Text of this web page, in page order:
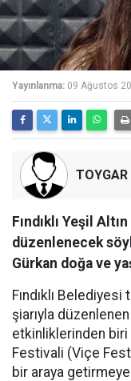
Yayınlanma: 09 Ağustos
Fındıklı Yeşil
düzenlenecek
Gürkan doğa ve
Fındıklı Belediyesi
şiarıyla
etkinliklerinden biri
Festivali (Viçe
bir araya